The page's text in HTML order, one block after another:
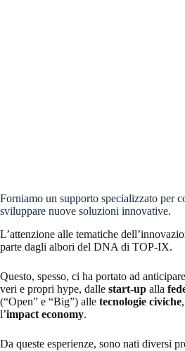
Forniamo un supporto specializzato per
sviluppare nuove soluzioni innovative.
L’attenzione alle tematiche
parte dagli albori del DNA di TOP-IX.
Questo, spesso, ci ha portato ad
veri e propri hype, dalle start-up alla
(“Open” e “Big”) alle tecnologie civiche
l’impact economy.
Da queste esperienze, sono nati diversi